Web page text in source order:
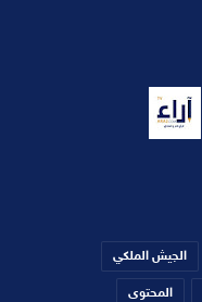
الجيش الملكي
المحتوى